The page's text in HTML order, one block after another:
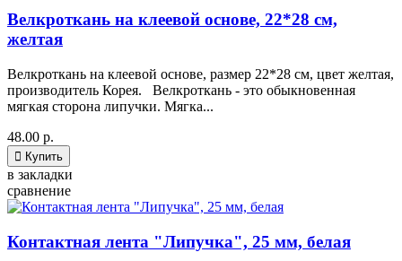
Велкроткань на клеевой основе, 22*28 см,
желтая
Велкроткань на клеевой основе, размер 22*28 см, цвет желтая,
производитель Корея. Велкроткань - это обыкновенная
мягкая сторона липучки. Мягка...
48.00 р.
 Купить
в закладки
сравнение
Контактная лента "Липучка", 25 мм, белая